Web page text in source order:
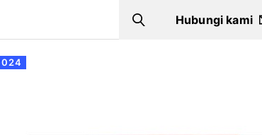
Search
Hubungi kami